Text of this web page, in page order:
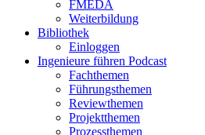
FMEDA
Weiterbildung
Bibliothek
Einloggen
Ingenieure führen Podcast
Fachthemen
Führungsthemen
Reviewthemen
Projektthemen
Prozessthemen